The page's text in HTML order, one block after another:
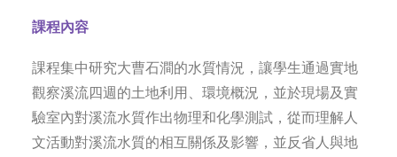
課程內容
課程集中研究大曹石澗的水質情況，讓學生通過實地
觀察溪流四週的土地利用、環境概況，並於現場及實
驗室內對溪流水質作出物理和化學測試，從而理解人
文活動對溪流水質的相互關係及影響，並反省人與地